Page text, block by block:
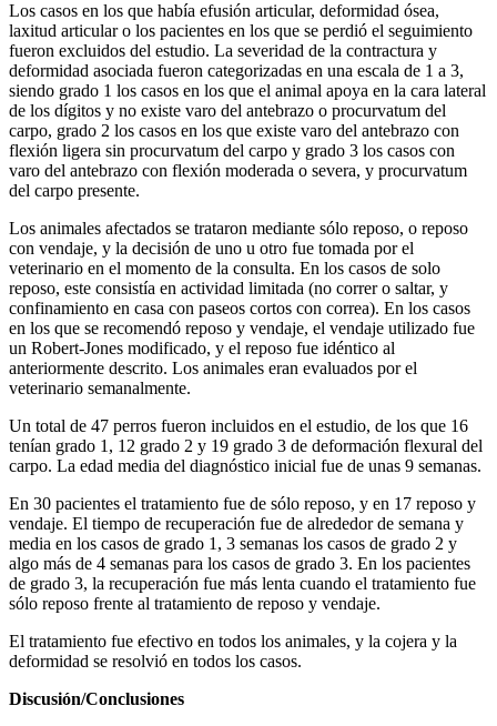
Los casos en los que había efusión articular, deformidad ósea,
laxitud articular o los pacientes en los que se perdió el seguimiento
fueron excluidos del estudio. La severidad de la contractura y
deformidad asociada fueron categorizadas en una escala de 1 a 3,
siendo grado 1 los casos en los que el animal apoya en la cara lateral
de los dígitos y no existe varo del antebrazo o procurvatum del
carpo, grado 2 los casos en los que existe varo del antebrazo con
flexión ligera sin procurvatum del carpo y grado 3 los casos con
varo del antebrazo con flexión moderada o severa, y procurvatum
del carpo presente.
Los animales afectados se trataron mediante sólo reposo, o reposo
con vendaje, y la decisión de uno u otro fue tomada por el
veterinario en el momento de la consulta. En los casos de solo
reposo, este consistía en actividad limitada (no correr o saltar, y
confinamiento en casa con paseos cortos con correa). En los casos
en los que se recomendó reposo y vendaje, el vendaje utilizado fue
un Robert-Jones modificado, y el reposo fue idéntico al
anteriormente descrito. Los animales eran evaluados por el
veterinario semanalmente.
Un total de 47 perros fueron incluidos en el estudio, de los que 16
tenían grado 1, 12 grado 2 y 19 grado 3 de deformación flexural del
carpo. La edad media del diagnóstico inicial fue de unas 9 semanas.
En 30 pacientes el tratamiento fue de sólo reposo, y en 17 reposo y
vendaje. El tiempo de recuperación fue de alrededor de semana y
media en los casos de grado 1, 3 semanas los casos de grado 2 y
algo más de 4 semanas para los casos de grado 3. En los pacientes
de grado 3, la recuperación fue más lenta cuando el tratamiento fue
sólo reposo frente al tratamiento de reposo y vendaje.
El tratamiento fue efectivo en todos los animales, y la cojera y la
deformidad se resolvió en todos los casos.
Discusión/Conclusiones